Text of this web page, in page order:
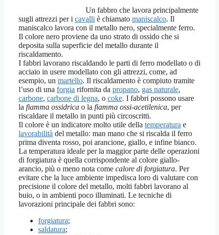
Un fabbro che lavora principalmente
sugli attrezzi per i cavalli è chiamato maniscalco. Il
maniscalco lavora con il metallo nero, specialmente ferro.
Il colore nero proviene da uno strato di ossido che si
deposita sulla superficie del metallo durante il
riscaldamento.
I fabbri lavorano riscaldando le parti di ferro modellato o di
acciaio in usere modellato con gli attrezzi, come, ad
esempio, un martello. Il riscaldamento è compiuto tramite
l’uso di una forgia rifornita da propano, gas naturale,
carbone, carbone di legna, o coke. I fabbri possono usare
la fiamma ossidrica o la fiamma ossi-acetilenica, per
riscaldare il metallo in punti più circoscritti.
Il colore è un indicatore molto utile della temperatura e
lavorabilità del metallo: man mano che si riscalda il ferro
prima diventa rosso, poi arancione, giallo, e infine bianco.
La temperatura ideale per la maggior parte delle operazioni
di forgiatura è quella corrispondente al colore giallo-
arancio, più o meno nota come calore di forgiatura. Per
evitare che la luce ambiente impedisca loro di valutare con
precisione il colore del metallo, molti fabbri lavorano al
buio, o in ambienti poco illuminati. Le tecniche di
lavorazioni principale dei fabbri sono:
forgiatura;
saldatura;